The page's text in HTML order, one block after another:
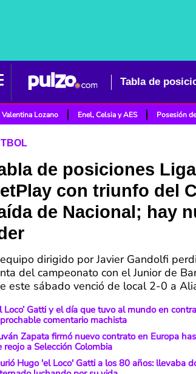
Valentina Lozano Enel, Celsia y AES Posesión
de posiciones Liga
con triunfo del
de Nacional; hay
dirigido por Javier Gandolfi
del campeonato con el Junior de
este sábado venció de local 2-0 a
Loco’ Gatti y el día que tuvo al mundo en
comentario machista
Zapata firmó nuevo contrato en Europa
reojo a Selección Colombia
Hugo 'el Loco' Gatti a los 80 años: llevaba